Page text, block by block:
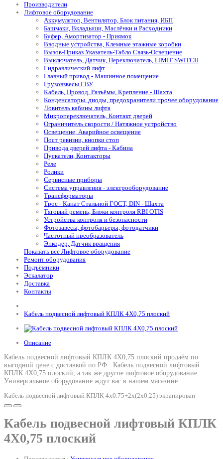
Производители
Лифтовое оборудование
Аккумулятор, Вентилятор, Блок питания, ИБП
Башмаки, Вкладыши, Маслёнки и Расходники
Буфер, Амортизатор - Приямок
Вводные устройства, Клемные этажные коробки
Вызов-Приказ Указатель-Табло Связь-Освещение
Выключатель, Датчик, Переключатель, LIMIT SWITCH
Гидравлический лифт
Главный привод - Машинное помещение
Грузовзвесы ГВУ
Кабель, Провод, Разъёмы, Крепление - Шахта
Конденсаторы, диоды, предохранители прочее оборудование
Ловитель кабины лифта
Микропереключатель, Контакт дверей
Ограничитель скорости / Натяжное устройство
Освещение, Аварийное освещение
Пост ревизии, кнопки стоп
Привода дверей лифта - Кабина
Пускатели, Контакторы
Реле
Ролики
Сервисные приборы
Система управления - электрооборудование
Трансформаторы
Трос - Канат Стальной ГОСТ, DIN - Шахта
Тяговый ремень, Блоки контроля RBI OTIS
Устройства контроля и безопасности
Фотозавесы, фотобарьеры, фотодатчики
Частотный преобразователь
Энкодер, Датчик вращения
Показать все Лифтовое оборудование
Ремонт оборудования
Подъёмники
Эскалатор
Доставка
Контакты
Кабель подвесной лифтовый КПЛК 4Х0,75 плоский
Описание
Кабель подвесной лифтовый КПЛК 4Х0,75 плоский продаём по
выгодной цене с доставкой по РФ . Кабель подвесной лифтовый
КПЛК 4Х0,75 плоский, а так же другое лифтовое оборудование
Универсальное оборудование ждут вас в нашем магазине.
Кабель подвесной лифтовый КПЛК 4х0.75+2х(2х0.25) экранирован
Кабель подвесной лифтовый КПЛК
4Х0,75 плоский